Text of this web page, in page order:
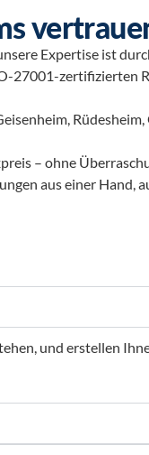
Expertise ist
27001-zertifizierten
– ohne
aus einer Hand,
und erstellen